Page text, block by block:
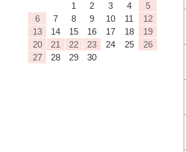
1
2 3 4
5
6
7 8 9 10 11
12
13
14 15 16 17 18
19
20
21 22 23 24 25
26
27
28 29 30